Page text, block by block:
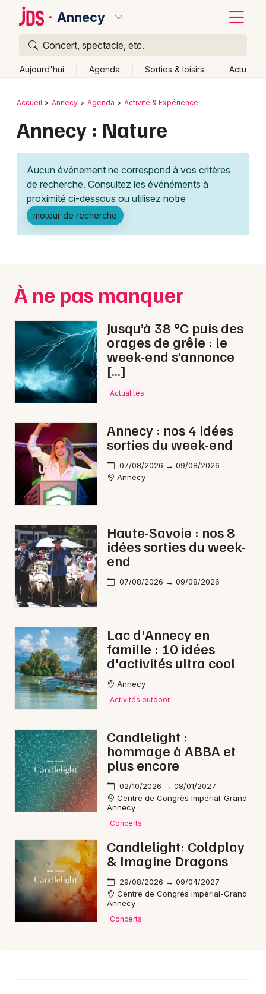
Annecy
Concert, spectacle, etc.
Aujourd'hui Agenda Sorties & loisirs Actu
Publier un événement
Grands événements
Activité & Expérience
Manifestations
Spectacles
Concerts
Sports
Soirées
Sorties famille
Expos
Sorties & loisirs
Nature en Haute-Savoie
Nature en Auvergne-Rhône-Alpes
Artistes en tournée
Actus à Annecy
Magazine à Annecy
74 - Haute-Savoie
Mon email
Je m'abonne
Bordeaux
Lille
Lyon
Marseille
Nantes
Nice
Paris
Strasbourg
Toulouse
Retour
Accueil Annecy Agenda Activité & Expérience
Annecy : Nature
Aucun événement ne correspond à vos critères
de recherche. Consultez les événéments à
proximité ci-dessous ou utilisez notre
moteur de recherche
À ne pas manquer
Jusqu’à 38 °C puis des
orages de grêle : le
week-end s’annonce
[…]
Actualités
Annecy : nos 4 idées
sorties du week-end
07/08/2026 → 09/08/2026
Annecy
Haute-Savoie : nos 8
idées sorties du week-
end
07/08/2026 → 09/08/2026
Lac d'Annecy en
famille : 10 idées
d'activités ultra cool
Annecy
Activités outdoor
Candlelight :
hommage à ABBA et
plus encore
02/10/2026 → 08/01/2027
Centre de Congrès Impérial-Grand
Annecy
Concerts
Candlelight: Coldplay
& Imagine Dragons
29/08/2026 → 09/04/2027
Centre de Congrès Impérial-Grand
Annecy
Concerts
Quoi ?
Où ?
Partout
Près de moi Changer de lieu
Quand ?
Ce week-end